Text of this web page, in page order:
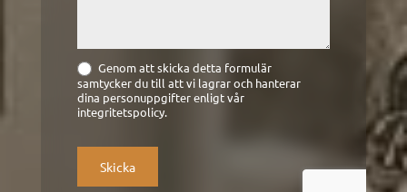
Genom att skicka detta formulär
samtycker du till att vi lagrar och hanterar
dina personuppgifter enligt vår
integritetspolicy.
Skicka